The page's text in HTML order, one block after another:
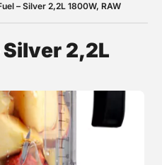
disse
☓
– Silver 2,2L 1800W, RAW
Silver 2,2L